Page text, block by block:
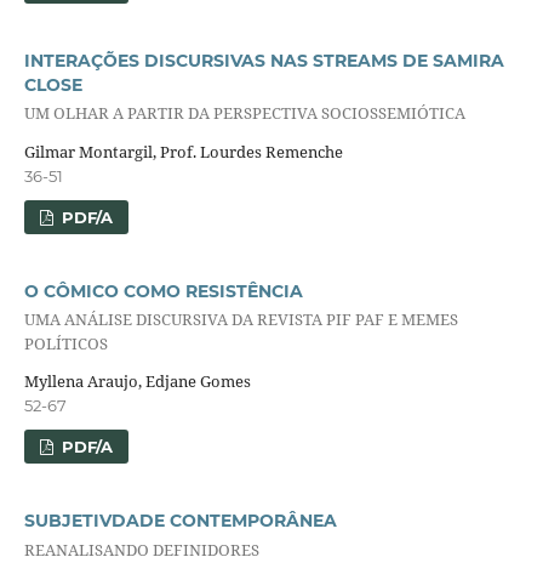
INTERAÇÕES DISCURSIVAS NAS STREAMS DE SAMIRA
CLOSE
UM OLHAR A PARTIR DA PERSPECTIVA SOCIOSSEMIÓTICA
Gilmar Montargil, Prof. Lourdes Remenche
36-51
PDF/A
O CÔMICO COMO RESISTÊNCIA
UMA ANÁLISE DISCURSIVA DA REVISTA PIF PAF E MEMES
POLÍTICOS
Myllena Araujo, Edjane Gomes
52-67
PDF/A
SUBJETIVDADE CONTEMPORÂNEA
REANALISANDO DEFINIDORES